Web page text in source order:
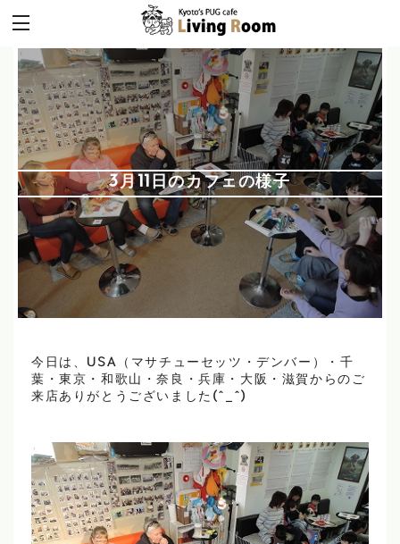
3月11日のカフェの様子
今日は、USA（マサチューセッツ・デンバー）・千
葉・東京・和歌山・奈良・兵庫・大阪・滋賀からのご
来店ありがとうございました(^_^)